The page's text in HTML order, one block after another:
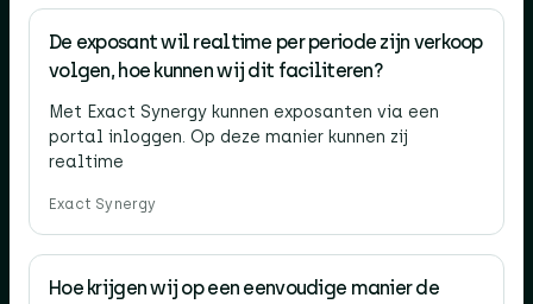
De exposant wil realtime per periode zijn verkoop
volgen, hoe kunnen wij dit faciliteren?
Met Exact Synergy kunnen exposanten via een
portal inloggen. Op deze manier kunnen zij
realtime
Exact Synergy
Hoe krijgen wij op een eenvoudige manier de